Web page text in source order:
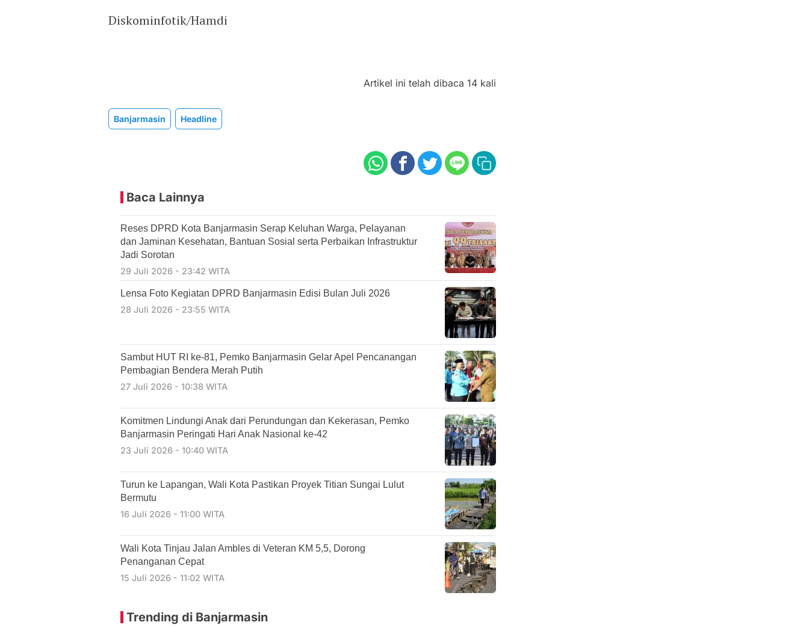
Diskominfotik/Hamdi
Artikel ini telah dibaca 14 kali
Banjarmasin Headline
Baca Lainnya
Reses DPRD Kota Banjarmasin Serap Keluhan Warga, Pelayanan
dan Jaminan Kesehatan, Bantuan Sosial serta Perbaikan Infrastruktur
Jadi Sorotan
29 Juli 2026 - 23:42 WITA
Lensa Foto Kegiatan DPRD Banjarmasin Edisi Bulan Juli 2026
28 Juli 2026 - 23:55 WITA
Sambut HUT RI ke-81, Pemko Banjarmasin Gelar Apel Pencanangan
Pembagian Bendera Merah Putih
27 Juli 2026 - 10:38 WITA
Komitmen Lindungi Anak dari Perundungan dan Kekerasan, Pemko
Banjarmasin Peringati Hari Anak Nasional ke-42
23 Juli 2026 - 10:40 WITA
Turun ke Lapangan, Wali Kota Pastikan Proyek Titian Sungai Lulut
Bermutu
16 Juli 2026 - 11:00 WITA
​Wali Kota Tinjau Jalan Ambles di Veteran KM 5,5, Dorong
Penanganan Cepat
15 Juli 2026 - 11:02 WITA
Trending di Banjarmasin